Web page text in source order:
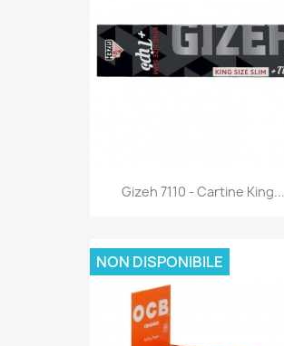
Anteprima
Gizeh 7110 - Cartine King...
NON DISPONIBILE